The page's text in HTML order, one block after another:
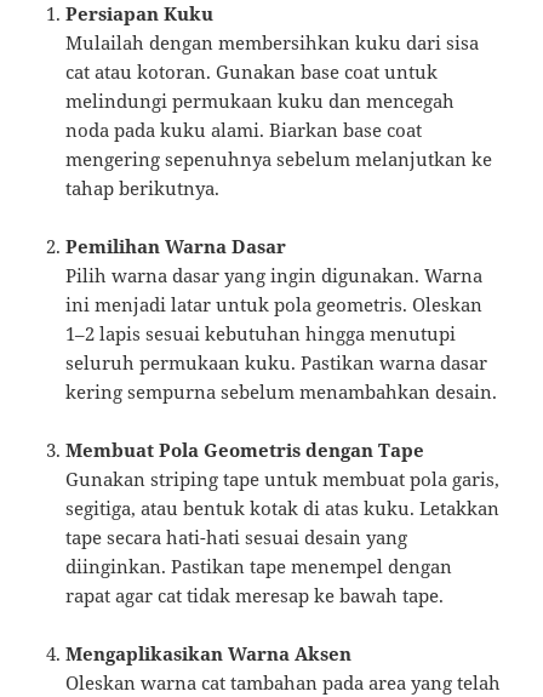
Persiapan Kuku
Mulailah dengan membersihkan kuku dari sisa
cat atau kotoran. Gunakan base coat untuk
melindungi permukaan kuku dan mencegah
noda pada kuku alami. Biarkan base coat
mengering sepenuhnya sebelum melanjutkan ke
tahap berikutnya.
Pemilihan Warna Dasar
Pilih warna dasar yang ingin digunakan. Warna
ini menjadi latar untuk pola geometris. Oleskan
1–2 lapis sesuai kebutuhan hingga menutupi
seluruh permukaan kuku. Pastikan warna dasar
kering sempurna sebelum menambahkan desain.
Membuat Pola Geometris dengan Tape
Gunakan striping tape untuk membuat pola garis,
segitiga, atau bentuk kotak di atas kuku. Letakkan
tape secara hati-hati sesuai desain yang
diinginkan. Pastikan tape menempel dengan
rapat agar cat tidak meresap ke bawah tape.
Mengaplikasikan Warna Aksen
Oleskan warna cat tambahan pada area yang telah